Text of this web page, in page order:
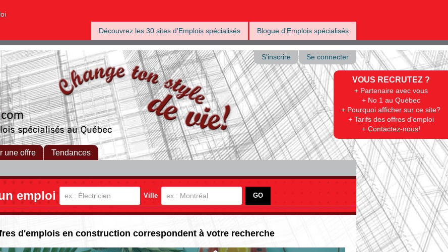
Découvrez les 30 sites d'Emplois spécialisés Blogue d'Emplois spécialisés
VOUS RECRUTEZ ?
+ Partenaire avec vous
+ No 1 au Québec
+ Pourquoi afficher sur ce site?
+ Tarifs des offres d'emploi
+ Contactez-nous!
S'inscrire Se connecter
une offre Tendances
emploi Ville
d'emplois en construction correspondent à votre recherche